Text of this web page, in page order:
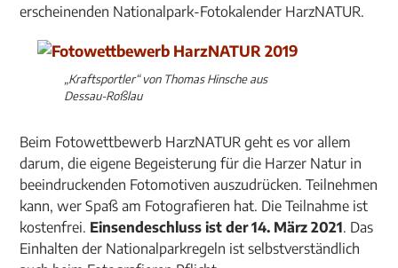
erscheinenden Nationalpark-Fotokalender HarzNATUR.
„Kraftsportler“ von Thomas Hinsche aus
Dessau-Roßlau
Beim Fotowettbewerb HarzNATUR geht es vor allem
darum, die eigene Begeisterung für die Harzer Natur in
beeindruckenden Fotomotiven auszudrücken. Teilnehmen
kann, wer Spaß am Fotografieren hat. Die Teilnahme ist
kostenfrei. Einsendeschluss ist der 14. März 2021. Das
Einhalten der Nationalparkregeln ist selbstverständlich